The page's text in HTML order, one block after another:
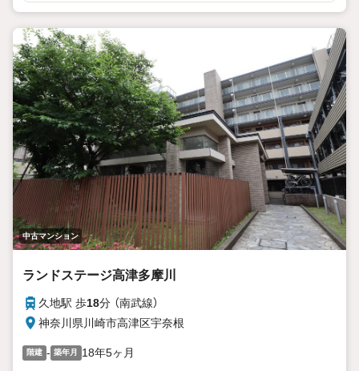
中古マンション
ランドステージ高津多摩川
久地駅 歩18分 （南武線）
神奈川県川崎市高津区宇奈根
階建 - 築年月 18年5ヶ月